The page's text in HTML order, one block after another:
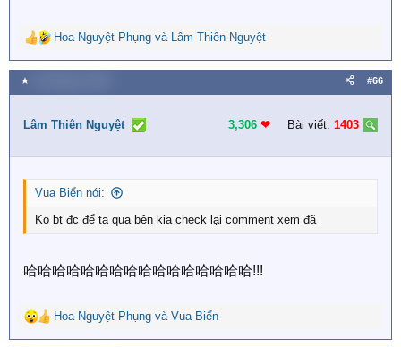
R
e
a
c
i
n
Hoa Nguyệt Phụng và Lâm Thiên Nguyệt
★ #66
Lâm Thiên Nguyệt 3,306 ❤︎ Bài viết: 1403
Vua Biển nói:
Ko bt đc để ta qua bên kia check lại comment xem đã
哈哈哈哈哈哈哈哈哈哈哈哈哈哈哈哈!!!
R
e
Hoa Nguyệt Phụng và Vua Biển